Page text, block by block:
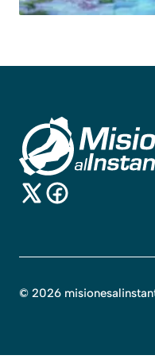
© 2026